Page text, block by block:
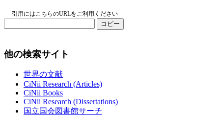
引用にはこちらのURLをご利用ください
コピー
他の検索サイト
世界の文献
CiNii Research (Articles)
CiNii Books
CiNii Research (Dissertations)
国立国会図書館サーチ